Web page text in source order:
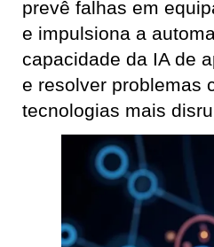
prevê falhas em
e impulsiona a
capacidade da IA de
e resolver problemas
tecnologias mais